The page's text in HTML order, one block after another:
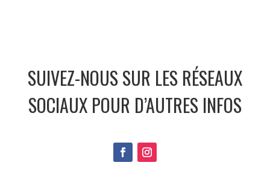
SUIVEZ-NOUS SUR LES RÉSEAUX
SOCIAUX POUR D’AUTRES INFOS